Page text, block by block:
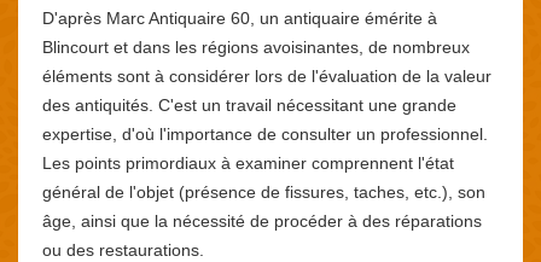
D'après Marc Antiquaire 60, un antiquaire émérite à
Blincourt et dans les régions avoisinantes, de nombreux
éléments sont à considérer lors de l'évaluation de la valeur
des antiquités. C'est un travail nécessitant une grande
expertise, d'où l'importance de consulter un professionnel.
Les points primordiaux à examiner comprennent l'état
général de l'objet (présence de fissures, taches, etc.), son
âge, ainsi que la nécessité de procéder à des réparations
ou des restaurations.